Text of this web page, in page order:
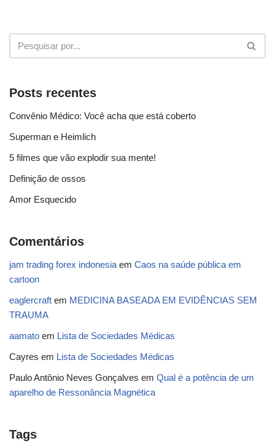
Posts recentes
Convênio Médico: Você acha que está coberto
Superman e Heimlich
5 filmes que vão explodir sua mente!
Definição de ossos
Amor Esquecido
Comentários
jam trading forex indonesiaem Caos na saúde pública em
cartoon
eaglercraft em MEDICINA BASEADA EM EVIDÊNCIAS SEM
TRAUMA
aamato em Lista de Sociedades Médicas
Cayres em Lista de Sociedades Médicas
Paulo Antônio Neves Gonçalves em Qual é a potência de um
aparelho de Ressonância Magnética
Tags